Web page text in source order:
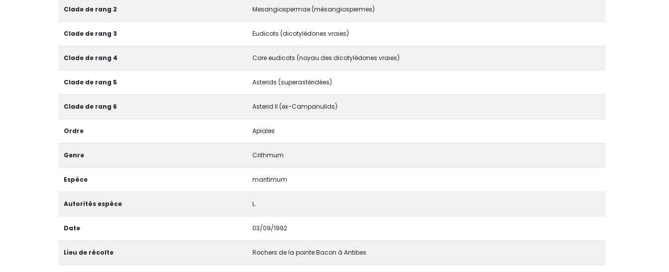
Clade de rang 2 Mesangiospermae (mésangiospermes)
Clade de rang 3 Eudicots (dicotylédones vraies)
Clade de rang 4 Core eudicots (noyau des dicotylédones vraies)
Clade de rang 5 Asterids (superastéridées)
Clade de rang 6 Asterid II (ex-Campanulids)
Ordre Apiales
Genre Crithmum
Espèce maritimum
Autorités espèce L.
Date 03/09/1992
Lieu de récolte Rochers de la pointe Bacon à Antibes